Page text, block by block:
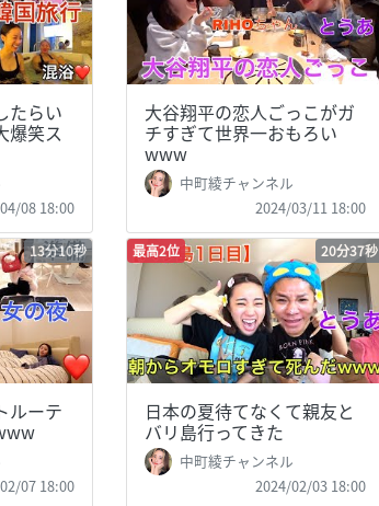
たらい
爆笑ス
08 18:00
大谷翔平の恋人ごっこがガ
チすぎて世界一おもろい
www
中町綾チャンネル
2024/03/11 18:00
13分10秒
ルーテ
07 18:00
最高2位 20分37秒
日本の夏待てなくて親友と
バリ島行ってきた
中町綾チャンネル
2024/02/03 18:00